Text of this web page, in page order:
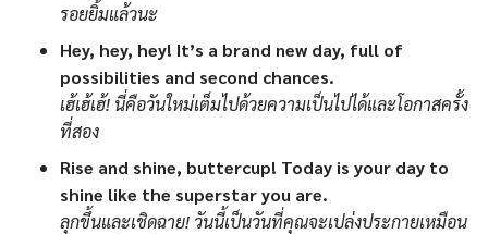
รอยยิ้มแล้วนะ
Hey, hey, hey! It’s a brand new day, full of
possibilities and second chances.
เฮ้เฮ้เฮ้! นี่คือวันใหม่เต็มไปด้วยความเป็นไปได้และโอกาสครั้ง
ที่สอง
Rise and shine, buttercup! Today is your day to
shine like the superstar you are.
ลุกขึ้นและเชิดฉาย! วันนี้เป็นวันที่คุณจะเปล่งประกายเหมือน